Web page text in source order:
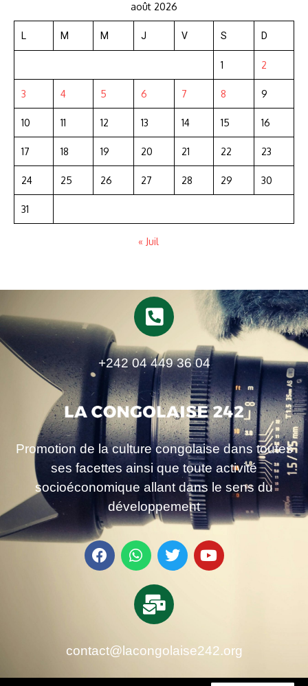
août 2026
L M M J V S D
1 2
3 4 5 6 7 8 9
10 11 12 13 14 15 16
17 18 19 20 21 22 23
24 25 26 27 28 29 30
31
« Juil
+242 04 449 36 04
Promotion de la culture congolaise dans toutes
ses facettes ainsi que toute activité
socioéconomique allant dans le sens du
développement
contact@lacongolaise242.org